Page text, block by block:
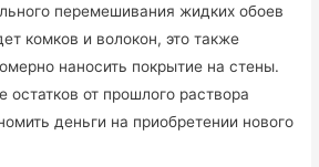
перемешивания жидких обоев
комков и волокон, это также
наносить покрытие на стены.
остатков от прошлого раствора
деньги на приобретении нового